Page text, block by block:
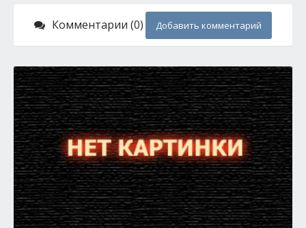
Комментарии (0) Добавить комментарий